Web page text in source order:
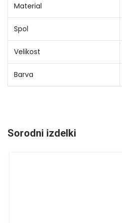
Material
Spol
Velikost
Barva
Sorodni izdelki